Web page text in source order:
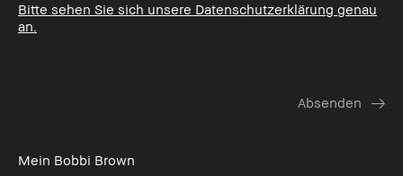
Bitte sehen Sie sich unsere Datenschutzerklärung genau
an.
Mein Bobbi Brown